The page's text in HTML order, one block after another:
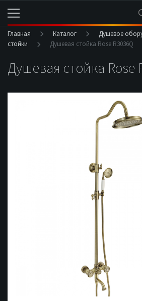
Главная Каталог Душевое
стойки
Душевая стойка Rose R3036Q
Душевая стойка Rose